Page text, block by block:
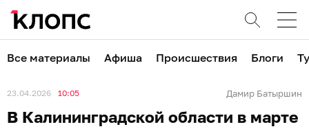
Все материалы Афиша Происшествия Блоги
23.04.2026 10:05 Дамир Батыршин
В Калининградской области в марте